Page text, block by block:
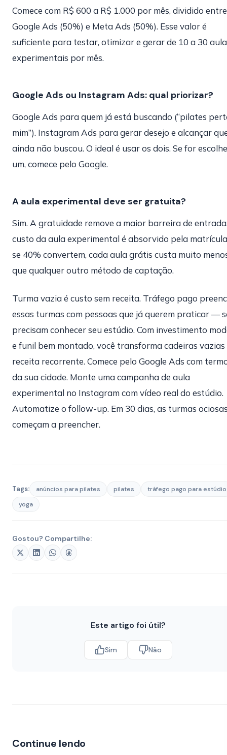
Comece com R$ 600 a R$ 1.000 por mês, dividido entre
Google Ads (50%) e Meta Ads (50%). Esse valor é
suficiente para testar, otimizar e gerar de 10 a 30
experimentais por mês.
Google Ads ou Instagram Ads: qual priorizar?
Google Ads para quem já está buscando (“pilates
mim”). Instagram Ads para gerar desejo e alcançar
ainda não buscou. O ideal é usar os dois. Se for
um, comece pelo Google.
A aula experimental deve ser gratuita?
Sim. A gratuidade remove a maior barreira de
custo da aula experimental é absorvido pela
se 40% convertem, cada aula grátis custa muito
que qualquer outro método de captação.
Turma vazia é custo sem receita. Tráfego pago
essas turmas com pessoas que já querem praticar —
precisam conhecer seu estúdio. Com investimento
e funil bem montado, você transforma cadeiras vazias
receita recorrente. Comece pelo Google Ads com
da sua cidade. Monte uma campanha de aula
experimental no Instagram com vídeo real do estúdio.
Automatize o follow-up. Em 30 dias, as turmas
começam a preencher.
Tags: anúncios para pilates pilates
tráfego pago para estúdio
yoga
Gostou? Compartilhe:
Este artigo foi útil?
Sim Não
Continue lendo